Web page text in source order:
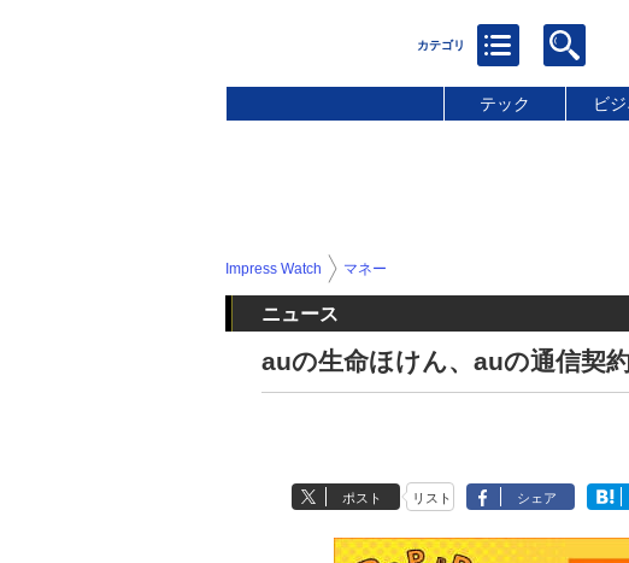
テック ビ
Impress Watch マネー
ニュース
auの生命ほけん、auの通信契
ポスト リスト シェア